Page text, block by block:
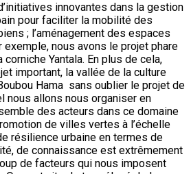
innovantes dans la gestion
pour faciliter la mobilité des
; l’aménagement des espaces
nous avons le projet phare
corniche Yantala. En plus de cela,
important, la vallée de la culture
Hama sans oublier le projet de
nous allons nous organiser en
des acteurs dans ce domaine
de villes vertes à l’échelle
résilience urbaine en termes de
de connaissance est extrêmement
de facteurs qui nous imposent